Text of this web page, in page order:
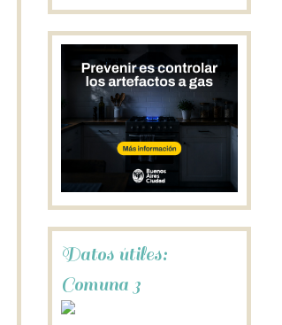
Datos útiles:
Comuna 3